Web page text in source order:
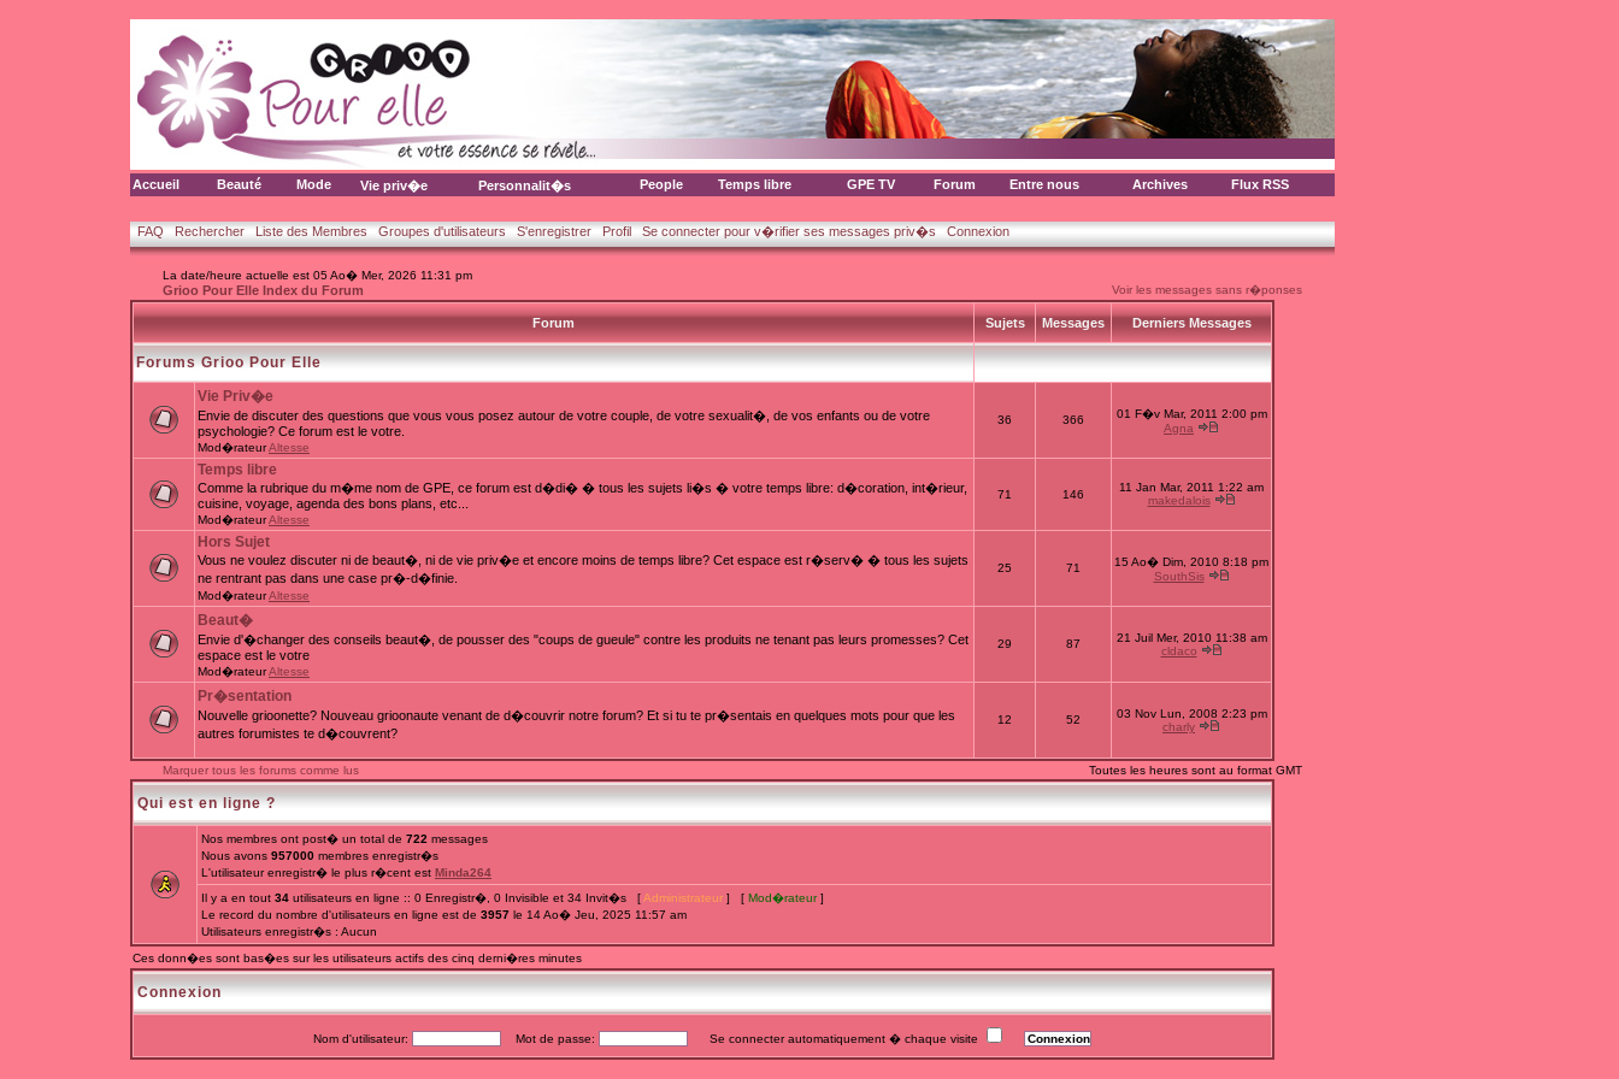
Accueil Beauté Mode Vie priv�e Personnalit�s People Temps libre GPE TV Forum Entre nous Archives Flux RSS
FAQ Rechercher Liste des Membres Groupes d'utilisateurs S'enregistrer Profil Se connecter pour v�rifier ses messages priv�s Connexion
La date/heure actuelle est 05 Ao� Mer, 2026 11:31 pm
Grioo Pour Elle Index du Forum Voir les messages sans r�ponses
Forum Sujets Messages Derniers Messages
Forums Grioo Pour Elle
Vie Priv�e
Envie de discuter des questions que vous vous posez autour de votre couple, de votre sexualit�, de vos enfants ou de votre
psychologie? Ce forum est le votre.
Mod�rateurAltesse
36 366
01 F�v Mar, 2011 2:00 pm
Agna
Temps libre
Comme la rubrique du m�me nom de GPE, ce forum est d�di� � tous les sujets li�s � votre temps libre: d�coration, int�rieur,
cuisine, voyage, agenda des bons plans, etc...
Mod�rateurAltesse
71 146
11 Jan Mar, 2011 1:22 am
makedalois
Hors Sujet
Vous ne voulez discuter ni de beaut�, ni de vie priv�e et encore moins de temps libre? Cet espace est r�serv� � tous les sujets
ne rentrant pas dans une case pr�-d�finie.
Mod�rateurAltesse
25 71
15 Ao� Dim, 2010 8:18 pm
SouthSis
Beaut�
Envie d'�changer des conseils beaut�, de pousser des "coups de gueule" contre les produits ne tenant pas leurs promesses? Cet
espace est le votre
Mod�rateurAltesse
29 87
21 Juil Mer, 2010 11:38 am
cldaco
Pr�sentation
Nouvelle grioonette? Nouveau grioonaute venant de d�couvrir notre forum? Et si tu te pr�sentais en quelques mots pour que les
autres forumistes te d�couvrent?
12 52
03 Nov Lun, 2008 2:23 pm
charly
Marquer tous les forums comme lus Toutes les heures sont au format GMT
Qui est en ligne ?
Nos membres ont post� un total de 722 messages
Nous avons 957000 membres enregistr�s
L'utilisateur enregistr� le plus r�cent est Minda264
Il y a en tout 34 utilisateurs en ligne :: 0 Enregistr�, 0 Invisible et 34 Invit�s [ Administrateur ] [ Mod�rateur]
Le record du nombre d'utilisateurs en ligne est de 3957 le 14 Ao� Jeu, 2025 11:57 am
Utilisateurs enregistr�s : Aucun
Ces donn�es sont bas�es sur les utilisateurs actifs des cinq derni�res minutes
Connexion
Nom d'utilisateur: Mot de passe: Se connecter automatiquement � chaque visite